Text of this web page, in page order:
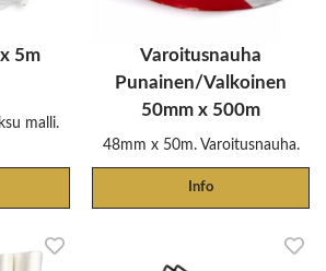
5m
malli.
Varoitusnauha
Punainen/Valkoinen
50mm x 500m
48mm x 50m. Varoitusnauha.
Info